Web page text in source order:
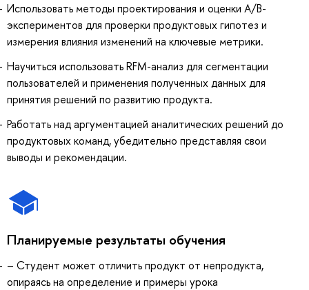
Использовать методы проектирования и оценки A/B-
экспериментов для проверки продуктовых гипотез и
измерения влияния изменений на ключевые метрики.
Научиться использовать RFM-анализ для сегментации
пользователей и применения полученных данных для
принятия решений по развитию продукта.
Работать над аргументацией аналитических решений до
продуктовых команд, убедительно представляя свои
выводы и рекомендации.
Планируемые результаты обучения
– Студент может отличить продукт от непродукта,
опираясь на определение и примеры урока